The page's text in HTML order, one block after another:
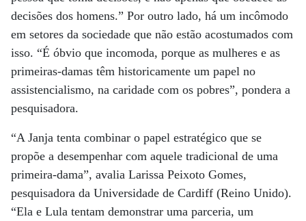
decisões dos homens.” Por outro lado, há um incômodo
em setores da sociedade que não estão acostumados com
isso. “É óbvio que incomoda, porque as mulheres e as
primeiras-damas têm historicamente um papel no
assistencialismo, na caridade com os pobres”, pondera a
pesquisadora.
“A Janja tenta combinar o papel estratégico que se
propõe a desempenhar com aquele tradicional de uma
primeira-dama”, avalia Larissa Peixoto Gomes,
pesquisadora da Universidade de Cardiff (Reino Unido).
“Ela e Lula tentam demonstrar uma parceria, um